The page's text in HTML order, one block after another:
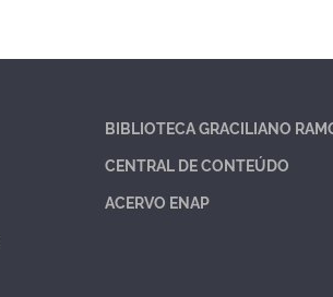
BIBLIOTECA GRACILIANO
CENTRAL DE CONTEÚDO
ACERVO ENAP